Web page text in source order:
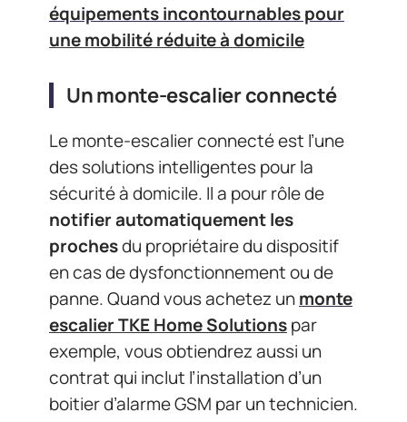
équipements incontournables pour
une mobilité réduite à domicile
Un monte-escalier connecté
Le monte-escalier connecté est l’une
des solutions intelligentes pour la
sécurité à domicile. Il a pour rôle de
notifier automatiquement les
prochesdu propriétaire du dispositif
en cas de dysfonctionnement ou de
panne. Quand vous achetez unmonte
escalier TKE Home Solutionspar
exemple, vous obtiendrez aussi un
contrat qui inclut l’installation d’un
boitier d’alarme GSM par un technicien.